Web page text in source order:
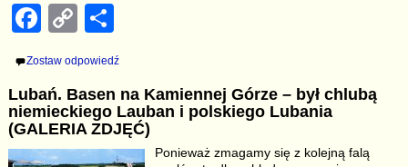
F
c
e
b
C
p
y
Li
S
h
ar
e
Zostaw odpowiedź
Lubań. Basen na Kamiennej Górze – był chlubą
niemieckiego Lauban i polskiego Lubania
(GALERIA ZDJĘĆ)
Ponieważ zmagamy się z kolejną falą